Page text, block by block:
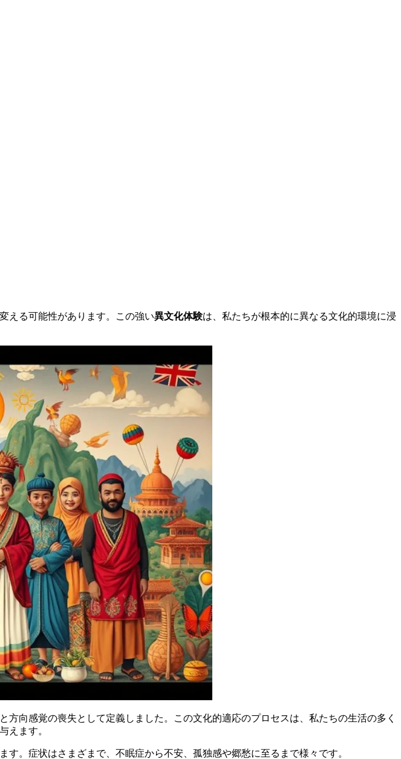
える可能性があります。この強い異文化体験は、私たちが根本的に異なる文化的環境に浸
と方向感覚の喪失として定義しました。この文化的適応のプロセスは、私たちの生活の多く
えます。
す。症状はさまざまで、不眠症から不安、孤独感や郷愁に至るまで様々です。